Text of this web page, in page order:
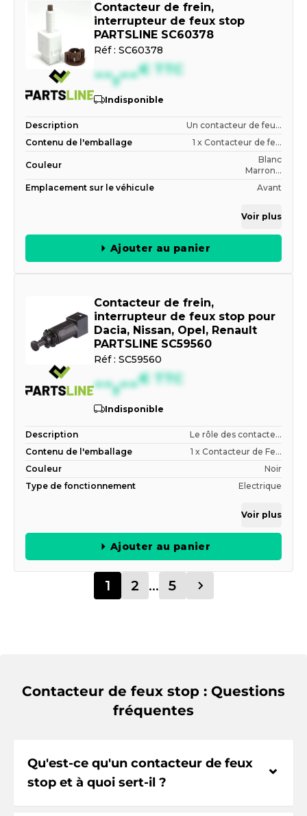
Contacteur de frein,
interrupteur de feux stop
PARTSLINE SC60378
Réf : SC60378
--,--€ TTC
Indisponible
Description
Un contacteur de feu...
Contenu de l'emballage
1 x Contacteur de fe...
Couleur
Blanc
Marron...
Emplacement sur le véhicule
Avant
Voir plus
Ajouter au panier
Contacteur de frein,
interrupteur de feux stop pour
Dacia, Nissan, Opel, Renault
PARTSLINE SC59560
Réf : SC59560
--,--€ TTC
Indisponible
Description
Le rôle des contacte...
Contenu de l'emballage
1 x Contacteur de Fe...
Couleur
Noir
Type de fonctionnement
Electrique
Voir plus
Ajouter au panier
1 2 ... 5
Contacteur de feux stop : Questions
fréquentes
Qu'est-ce qu'un contacteur de feux
stop et à quoi sert-il ?
⌃